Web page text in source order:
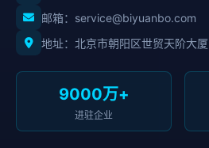
邮箱：service@biyuanbo.com
地址：北京市朝阳区世贸天阶大厦
9000万+
进驻企业